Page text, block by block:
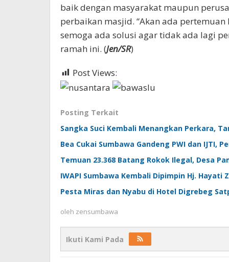
baik dengan masyarakat maupun
perbaikan masjid. “Akan ada
semoga ada solusi agar tidak ada lagi
ramah ini. (Jen/SR)
Post Views:
Posting Terkait
Sangka Suci Kembali Menangkan Perkara,
Bea Cukai Sumbawa Gandeng PWI dan IJTI,
Temuan 23.368 Batang Rokok Ilegal, Desa
IWAPI Sumbawa Kembali Dipimpin Hj.
Pesta Miras dan Nyabu di Hotel Digrebeg
oleh zensumbawa
Ikuti Kami Pada